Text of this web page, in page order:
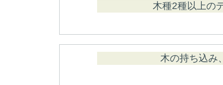
木種2種以上の
木の持ち込み